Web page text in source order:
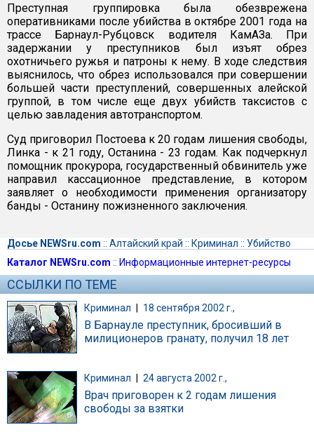
Преступная группировка была обезврежена
оперативниками после убийства в октябре 2001 года на
трассе Барнаул-Рубцовск водителя КамАЗа. При
задержании у преступников был изъят обрез
охотничьего ружья и патроны к нему. В ходе следствия
выяснилось, что обрез использовался при совершении
большей части преступлений, совершенных алейской
группой, в том числе еще двух убийств таксистов с
целью завладения автотранспортом.
Суд приговорил Постоева к 20 годам лишения свободы,
Линка - к 21 году, Останина - 23 годам. Как подчеркнул
помощник прокурора, государственный обвинитель уже
направил кассационное представление, в котором
заявляет о необходимости применения организатору
банды - Останину пожизненного заключения.
Досье NEWSru.com :: Алтайский край :: Криминал :: Убийство
Каталог NEWSru.com :: Информационные интернет-ресурсы
ССЫЛКИ ПО ТЕМЕ
Криминал | 18 сентября 2002 г.,
В Барнауле преступник, бросивший в
милиционеров гранату, получил 18 лет
Криминал 24 августа 2002 г.,
Врач приговорен к 2 годам лишения
свободы за взятки